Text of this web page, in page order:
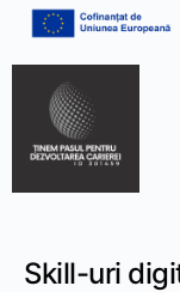
Skill-uri